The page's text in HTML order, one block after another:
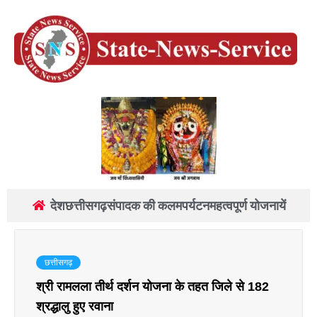
देशछत्तीसगढ़संपादक की कलमपर्यटनमहत्वपूर्ण योजनायें
छत्तीसगढ़
श्री रामलला तीर्थ दर्शन योजना के तहत जिले से 182
श्रद्धालु हुए रवाना